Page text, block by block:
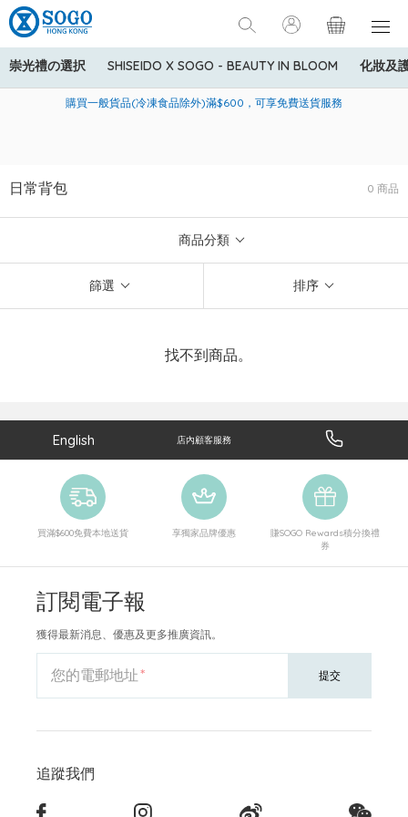
崇光禮の選択 SHISEIDO X SOGO - BEAUTY IN BLOOM 化妝及
美國運通Explorer®信用卡會員購物禮遇：高達5%簽賬回贈！
購買一般貨品(冷凍食品除外)滿$600，可享免費送貨服務
寄送中國內地服務只適用於指定商品，若訂單金額少於HK$600(折
日常背包 0 商品
商品分類
篩選 排序
找不到商品。
English 店內顧客服務
買滿$600免費本地送貨 享獨家品牌優惠
賺SOGO Rewards積分換禮
券
訂閱電子報
獲得最新消息、優惠及更多推廣資訊。
您的電郵地址 提交
追蹤我們